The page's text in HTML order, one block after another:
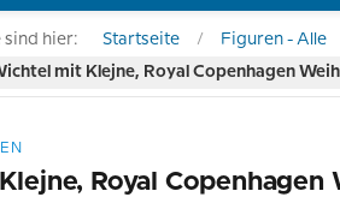
sind hier: Startseite Figuren - Alle
mit Klejne, Royal Copenhagen
Royal Copenhagen